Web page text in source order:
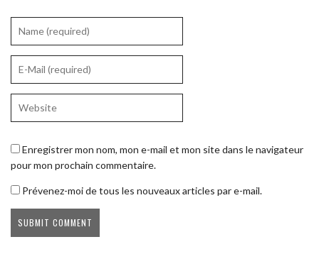
Enregistrer mon nom, mon e-mail et mon site dans le navigateur
pour mon prochain commentaire.
Prévenez-moi de tous les nouveaux articles par e-mail.